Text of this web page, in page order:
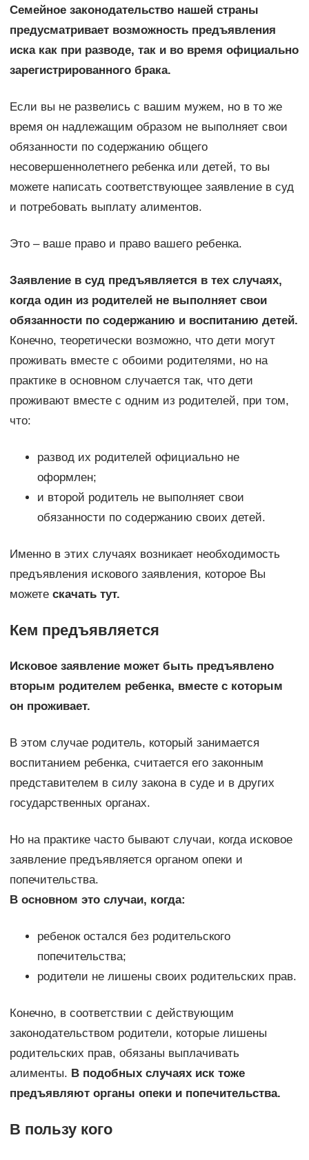
Семейное законодательство нашей страны
предусматривает возможность предъявления
иска как при разводе, так и во время официально
зарегистрированного брака.
Если вы не развелись с вашим мужем, но в то же
время он надлежащим образом не выполняет свои
обязанности по содержанию общего
несовершеннолетнего ребенка или детей, то вы
можете написать соответствующее заявление в суд
и потребовать выплату алиментов.
Это – ваше право и право вашего ребенка.
Заявление в суд предъявляется в тех случаях,
когда один из родителей не выполняет свои
обязанности по содержанию и воспитанию детей.
Конечно, теоретически возможно, что дети могут
проживать вместе с обоими родителями, но на
практике в основном случается так, что дети
проживают вместе с одним из родителей, при том,
что:
развод их родителей официально не
оформлен;
и второй родитель не выполняет свои
обязанности по содержанию своих детей.
Именно в этих случаях возникает необходимость
предъявления искового заявления, которое Вы
можете скачать тут.
Кем предъявляется
Исковое заявление может быть предъявлено
вторым родителем ребенка, вместе с которым
он проживает.
В этом случае родитель, который занимается
воспитанием ребенка, считается его законным
представителем в силу закона в суде и в других
государственных органах.
Но на практике часто бывают случаи, когда исковое
заявление предъявляется органом опеки и
попечительства.
В основном это случаи, когда:
ребенок остался без родительского
попечительства;
родители не лишены своих родительских прав.
Конечно, в соответствии с действующим
законодательством родители, которые лишены
родительских прав, обязаны выплачивать
алименты. В подобных случаях иск тоже
предъявляют органы опеки и попечительства.
В пользу кого